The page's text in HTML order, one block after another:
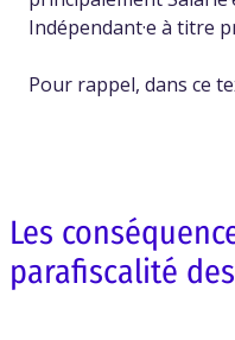
Indépendant·e à titre
Pour rappel, dans ce
Les
parafiscalité